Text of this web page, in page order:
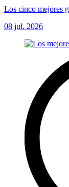
Los cinco mejores
08 jul. 2026